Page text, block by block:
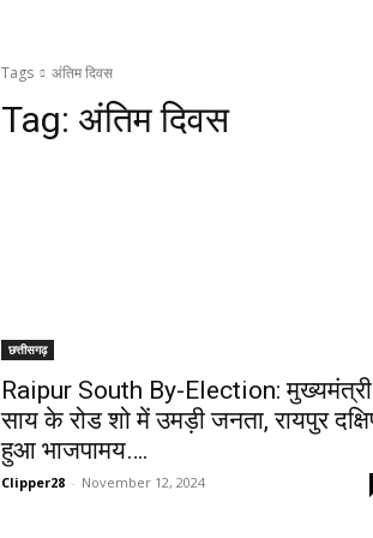
Tags अंतिम दिवस
Tag: अंतिम दिवस
छत्तीसगढ़
Raipur South By-Election: मुख्यमंत्री
साय के रोड शो में उमड़ी जनता, रायपुर
हुआ भाजपामय….
Clipper28 - November 12, 2024